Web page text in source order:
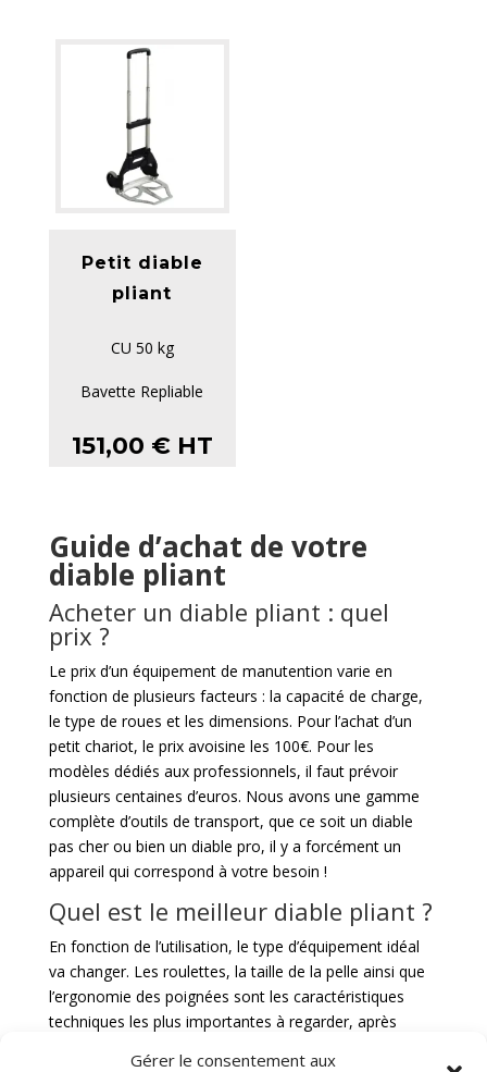
Gérer le consentement aux
Petit diable
pliant
CU 50 kg
Bavette Repliable
Dimensions bavettes
385 x 320 mm
151,00 € HT
Guide d’achat de votre
diable pliant
Acheter un diable pliant : quel
prix ?
Le prix d’un équipement de manutention varie en
fonction de plusieurs facteurs : la capacité de charge,
le type de roues et les dimensions. Pour l’achat d’un
petit chariot, le prix avoisine les 100€. Pour les
modèles dédiés aux professionnels, il faut prévoir
plusieurs centaines d’euros. Nous avons une gamme
complète d’outils de transport, que ce soit un diable
pas cher ou bien un diable pro, il y a forcément un
appareil qui correspond à votre besoin !
Quel est le meilleur diable pliant ?
En fonction de l’utilisation, le type d’équipement idéal
va changer. Les roulettes, la taille de la pelle ainsi que
l’ergonomie des poignées sont les caractéristiques
techniques les plus importantes à regarder, après